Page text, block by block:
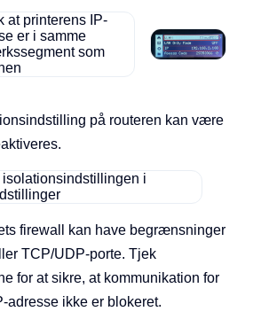
på routeren kan være
firewall kan have begrænsninger
TCP/UDP-porte. Tjek
for at sikre, at kommunikation for
adresse ikke er blokeret.